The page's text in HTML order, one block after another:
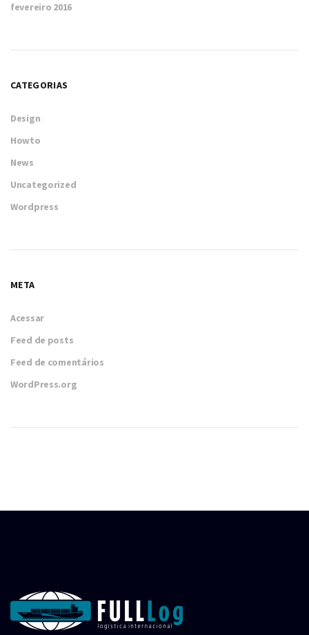
fevereiro 2016
CATEGORIAS
Design
Howto
News
Uncategorized
Wordpress
META
Acessar
Feed de posts
Feed de comentários
WordPress.org